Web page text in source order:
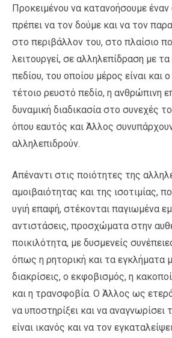
Προκειμένου να κατανοήσουμε
πρέπει να τον δούμε και να τον
στο περιβάλλον του, στο πλαίσιο
λειτουργεί, σε αλληλεπίδραση με
πεδίου, του οποίου μέρος είναι και ο
τέτοιο ρευστό πεδίο, η ανθρώπινη
δυναμική διαδικασία στο συνεχές
όπου εαυτός και Άλλος
αλληλεπιδρούν.
Απέναντι στις ποιότητες της
αμοιβαιότητας και της ισοτιμίας,
υγιή επαφή, στέκονται παγιωμένα
αντιστάσεις, προσχώματα στην
ποικιλότητα, με δυσμενείς
όπως η ρητορική και τα εγκλήματα
διακρίσεις, ο εκφοβισμός, η
και η τρανσφοβία. Ο Άλλος ως
να υποστηρίξει και να
είναι ικανός και να τον